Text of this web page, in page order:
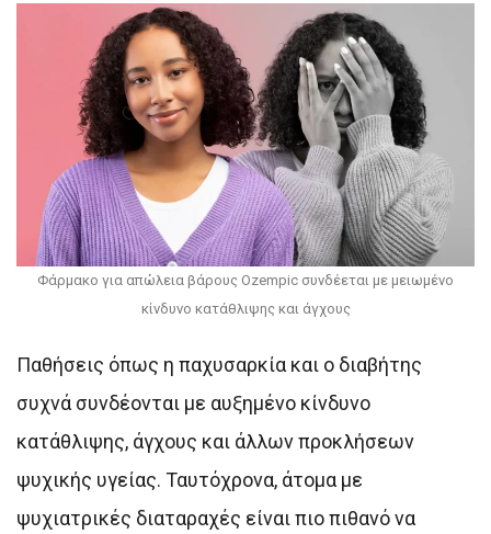
Φάρμακο για απώλεια βάρους Ozempic συνδέεται με μειωμένο
κίνδυνο κατάθλιψης και άγχους
Παθήσεις όπως η παχυσαρκία και ο διαβήτης
συχνά συνδέονται με αυξημένο κίνδυνο
κατάθλιψης, άγχους και άλλων προκλήσεων
ψυχικής υγείας. Ταυτόχρονα, άτομα με
ψυχιατρικές διαταραχές είναι πιο πιθανό να